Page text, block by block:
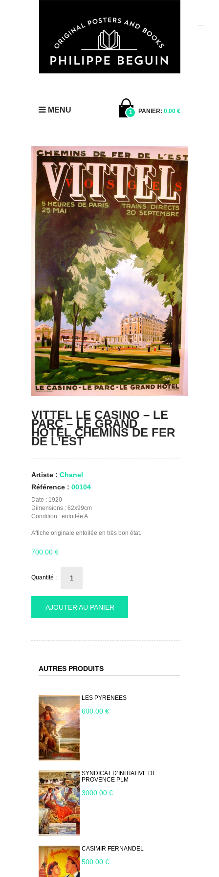
MENU 1 PANIER: 0.00 €
VITTEL LE CASINO – LE
PARC – LE GRAND
HOTEL CHEMINS DE FER
DE L’EST
Artiste : Chanel
Référence : 00104
Date : 1920
Dimensions : 62x99cm
Condition : entoilée A
Affiche originale entoilée en très bon état.
700.00 €
Quantité :
AJOUTER AU PANIER
AUTRES PRODUITS
LES PYRENEES
600.00 €
SYNDICAT D’INITIATIVE DE
PROVENCE PLM
3000.00 €
CASIMIR FERNANDEL
500.00 €